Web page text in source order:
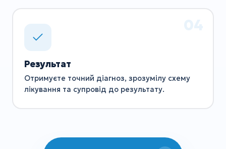
Результат
Отримуєте точний діагноз, зрозумілу схему
лікування та супровід до результату.